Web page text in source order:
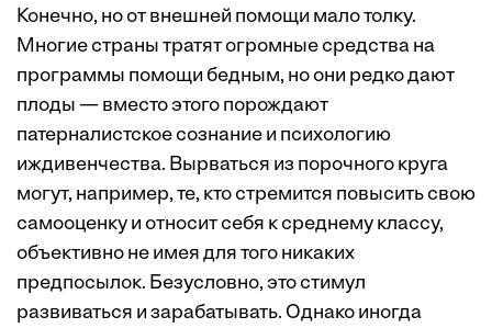
Конечно, но от внешней помощи мало толку.
Многие страны тратят огромные средства на
программы помощи бедным, но они редко дают
плоды — вместо этого порождают
патерналистское сознание и психологию
иждивенчества. Вырваться из порочного круга
могут, например, те, кто стремится повысить свою
самооценку и относит себя к среднему классу,
объективно не имея для того никаких
предпосылок. Безусловно, это стимул
развиваться и зарабатывать. Однако иногда